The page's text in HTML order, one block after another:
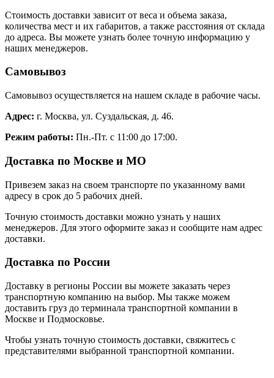
Стоимость доставки зависит от веса и объема заказа,
количества мест и их габаритов, а также расстояния от склада
до адреса. Вы можете узнать более точную информацию у
наших менеджеров.
Самовывоз
Самовывоз осуществляется на нашем складе в рабочие часы.
Адрес: г. Москва, ул. Суздальская, д. 46.
Режим работы: Пн.-Пт. с 11:00 до 17:00.
Доставка по Москве и МО
Привезем заказ на своем транспорте по указанному вами
адресу в срок до 5 рабочих дней.
Точную стоимость доставки можно узнать у наших
менеджеров. Для этого оформите заказ и сообщите нам адрес
доставки.
Доставка по России
Доставку в регионы России вы можете заказать через
транспортную компанию на выбор. Мы также можем
доставить груз до терминала транспортной компании в
Москве и Подмосковье.
Чтобы узнать точную стоимость доставки, свяжитесь с
представителями выбранной транспортной компании.